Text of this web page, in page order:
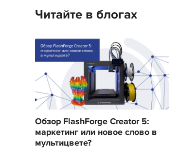
Читайте в блогах
Обзор FlashForge Creator 5:
маркетинг или новое слово в
мультицвете?